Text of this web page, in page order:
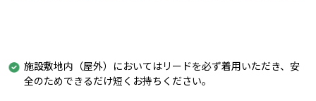
施設敷地内（屋外）においてはリードを必ず着用いただき、安
全のためできるだけ短くお持ちください。